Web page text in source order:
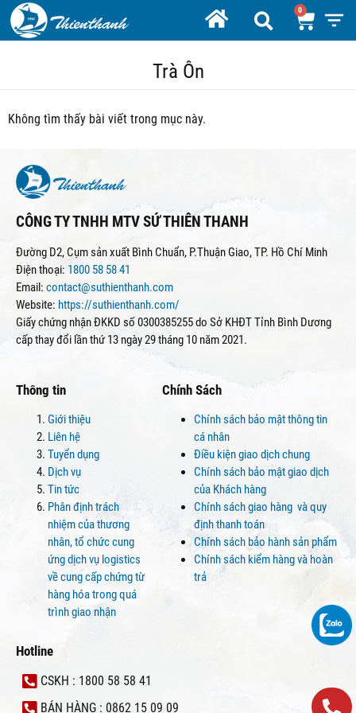
Trà Ôn
Không tìm thấy bài viết trong mục này.
CÔNG TY TNHH MTV SỨ THIÊN THANH
Đường D2, Cụm sản xuất Bình Chuẩn, P.Thuận Giao, TP. Hồ Chí Minh
Điện thoại: 1800 58 58 41
Email: contact@suthienthanh.com
Website: https://suthienthanh.com/
Giấy chứng nhận ĐKKD số 0300385255 do Sở KHĐT Tỉnh Bình Dương
cấp thay đổi lần thứ 13 ngày 29 tháng 10 năm 2021.
Thông tin
Giới thiệu
Liên hệ
Tuyển dụng
Dịch vụ
Tin tức
Phân định trách
nhiệm của thương
nhân, tổ chức cung
ứng dịch vụ logistics
về cung cấp chứng từ
hàng hóa trong quá
trình giao nhận
Chính Sách
Chính sách bảo mật thông tin
cá nhân
Điều kiện giao dịch chung
Chính sách bảo mật giao dịch
của Khách hàng
Chính sách giao hàng và quy
định thanh toán
Chính sách bảo hành sản phẩm
Chính sách kiểm hàng và hoàn
trả
Hotline
CSKH : 1800 58 58 41
BÁN HÀNG : 0862 15 09 09